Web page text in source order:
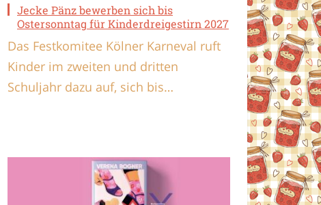
Jecke Pänz bewerben sich bis
Ostersonntag für Kinderdreigestirn 2027
Das Festkomitee Kölner Karneval ruft
Kinder im zweiten und dritten
Schuljahr dazu auf, sich bis…